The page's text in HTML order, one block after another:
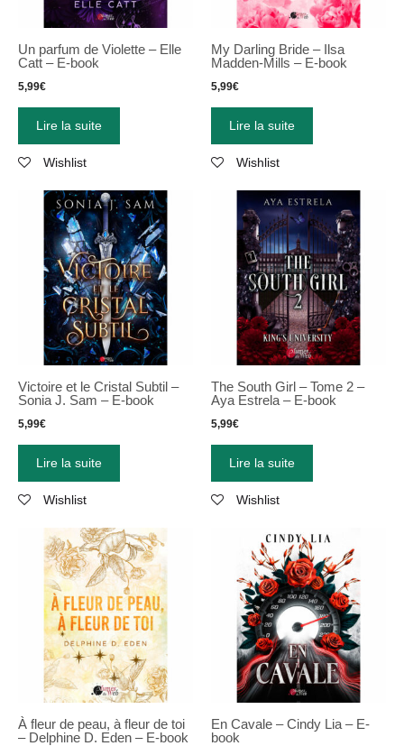
Un parfum de Violette – Elle
Catt – E-book
5,99€
Lire la suite
Wishlist
My Darling Bride – Ilsa
Madden-Mills – E-book
5,99€
Lire la suite
Wishlist
Victoire et le Cristal Subtil –
Sonia J. Sam – E-book
5,99€
Lire la suite
Wishlist
The South Girl – Tome 2 –
Aya Estrela – E-book
5,99€
Lire la suite
Wishlist
À fleur de peau, à fleur de toi
– Delphine D. Eden – E-book
En Cavale – Cindy Lia – E-
book